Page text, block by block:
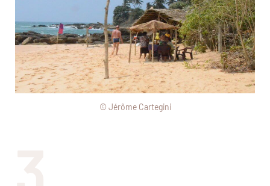
© Jérôme Cartegini